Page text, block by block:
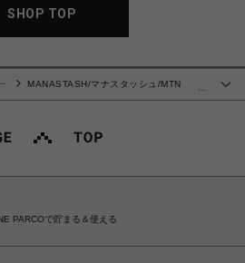
SHOP TOP
MANASTASH/マナスタッシュ/MTN
PARCOで貯まる＆使える